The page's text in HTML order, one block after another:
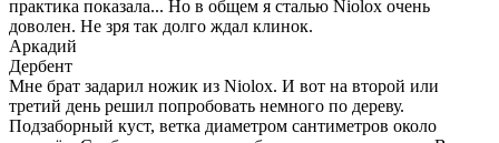
практика показала... Но в общем я сталью Niolox очень
доволен. Не зря так долго ждал клинок.
Аркадий
Дербент
Мне брат задарил ножик из Niolox. И вот на второй или
третий день решил попробовать немного по дереву.
Подзаборный куст, ветка диаметром сантиметров около